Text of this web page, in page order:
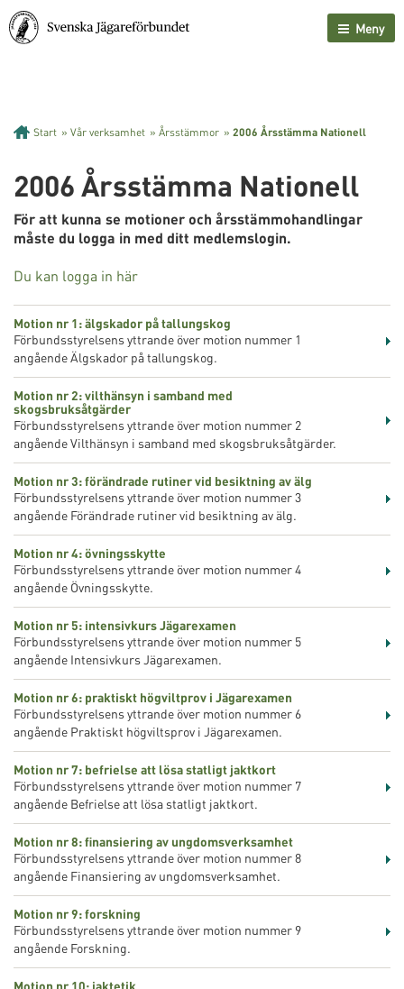
Meny
Start » Vår verksamhet » Årsstämmor » 2006 Årsstämma Nationell
2006 Årsstämma Nationell
För att kunna se motioner och årsstämmohandlingar
måste du logga in med ditt medlemslogin.
Du kan logga in här
Motion nr 1: älgskador på tallungskog
Förbundsstyrelsens yttrande över motion nummer 1
angående Älgskador på tallungskog.
Motion nr 2: vilthänsyn i samband med
skogsbruksåtgärder
Förbundsstyrelsens yttrande över motion nummer 2
angående Vilthänsyn i samband med skogsbruksåtgärder.
Motion nr 3: förändrade rutiner vid besiktning av älg
Förbundsstyrelsens yttrande över motion nummer 3
angående Förändrade rutiner vid besiktning av älg.
Motion nr 4: övningsskytte
Förbundsstyrelsens yttrande över motion nummer 4
angående Övningsskytte.
Motion nr 5: intensivkurs Jägarexamen
Förbundsstyrelsens yttrande över motion nummer 5
angående Intensivkurs Jägarexamen.
Motion nr 6: praktiskt högviltprov i Jägarexamen
Förbundsstyrelsens yttrande över motion nummer 6
angående Praktiskt högviltsprov i Jägarexamen.
Motion nr 7: befrielse att lösa statligt jaktkort
Förbundsstyrelsens yttrande över motion nummer 7
angående Befrielse att lösa statligt jaktkort.
Motion nr 8: finansiering av ungdomsverksamhet
Förbundsstyrelsens yttrande över motion nummer 8
angående Finansiering av ungdomsverksamhet.
Motion nr 9: forskning
Förbundsstyrelsens yttrande över motion nummer 9
angående Forskning.
Motion nr 10: jaktetik